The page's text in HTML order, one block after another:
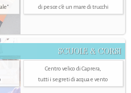
di pesce c'è un mare di trucchi
SCUOLE & CORSI
Centro velico di Caprera,
tutti i segreti di acqua e vento